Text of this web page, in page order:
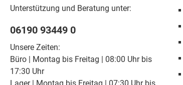
Unterstützung und Beratung unter:
06190 93449 0
Unsere Zeiten:
Büro | Montag bis Freitag | 08:00 Uhr bis
17:30 Uhr